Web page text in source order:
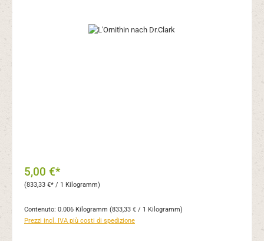
Salta la galleria di immagini
5,00 €*
(833,33 €* / 1 Kilogramm)
Contenuto: 0.006 Kilogramm (833,33 € / 1 Kilogramm)
Prezzi incl. IVA più costi di spedizione